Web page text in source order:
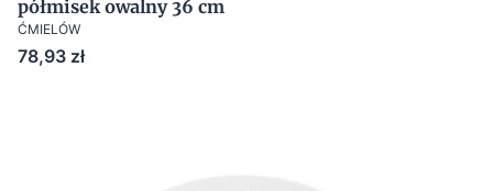
półmisek owalny 36 cm
ĆMIELÓW
Cena
78,93 zł